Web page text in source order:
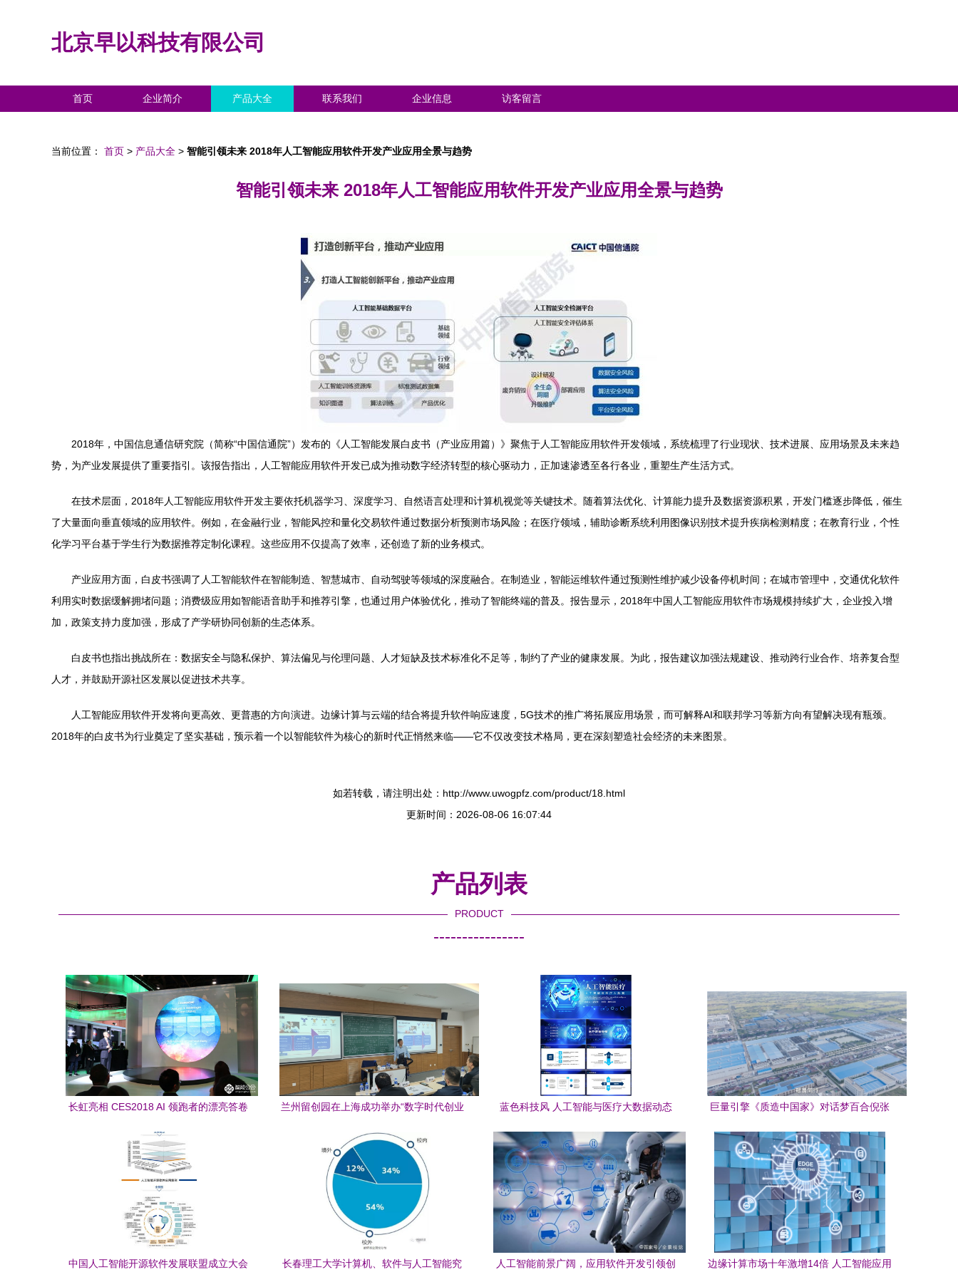
北京早以科技有限公司
首页 企业简介 产品大全 联系我们 企业信息 访客留言
当前位置： 首页 > 产品大全 > 智能引领未来 2018年人工智能应用软件开发产业应用全景与趋势
智能引领未来 2018年人工智能应用软件开发产业应用全景与趋势
2018年，中国信息通信研究院（简称“中国信通院”）发布的《人工智能发展白皮书（产业应用篇）》聚焦于人工智能应用软件开发领域，系统梳理了行业现状、技术进展、应用场景及未来趋
势，为产业发展提供了重要指引。该报告指出，人工智能应用软件开发已成为推动数字经济转型的核心驱动力，正加速渗透至各行各业，重塑生产生活方式。
在技术层面，2018年人工智能应用软件开发主要依托机器学习、深度学习、自然语言处理和计算机视觉等关键技术。随着算法优化、计算能力提升及数据资源积累，开发门槛逐步降低，催生
了大量面向垂直领域的应用软件。例如，在金融行业，智能风控和量化交易软件通过数据分析预测市场风险；在医疗领域，辅助诊断系统利用图像识别技术提升疾病检测精度；在教育行业，个性
化学习平台基于学生行为数据推荐定制化课程。这些应用不仅提高了效率，还创造了新的业务模式。
产业应用方面，白皮书强调了人工智能软件在智能制造、智慧城市、自动驾驶等领域的深度融合。在制造业，智能运维软件通过预测性维护减少设备停机时间；在城市管理中，交通优化软件
利用实时数据缓解拥堵问题；消费级应用如智能语音助手和推荐引擎，也通过用户体验优化，推动了智能终端的普及。报告显示，2018年中国人工智能应用软件市场规模持续扩大，企业投入增
加，政策支持力度加强，形成了产学研协同创新的生态体系。
白皮书也指出挑战所在：数据安全与隐私保护、算法偏见与伦理问题、人才短缺及技术标准化不足等，制约了产业的健康发展。为此，报告建议加强法规建设、推动跨行业合作、培养复合型
人才，并鼓励开源社区发展以促进技术共享。
人工智能应用软件开发将向更高效、更普惠的方向演进。边缘计算与云端的结合将提升软件响应速度，5G技术的推广将拓展应用场景，而可解释AI和联邦学习等新方向有望解决现有瓶颈。
2018年的白皮书为行业奠定了坚实基础，预示着一个以智能软件为核心的新时代正悄然来临——它不仅改变技术格局，更在深刻塑造社会经济的未来图景。
如若转载，请注明出处：http://www.uwogpfz.com/product/18.html
更新时间：2026-08-06 16:07:44
产品列表
PRODUCT
----------------
长虹亮相 CES2018 AI 领跑者的漂亮答卷
兰州留创园在上海成功举办“数字时代创业
软件开发
蓝色科技风 人工智能与医疗大数据动态
用软件开发
巨量引擎《质造中国家》对话梦百合倪张
赋能
中国人工智能开源软件发展联盟成立大会 长春理工大学计算机、软件与人工智能究 人工智能前景广阔，应用软件开发引领创 边缘计算市场十年激增14倍 人工智能应用